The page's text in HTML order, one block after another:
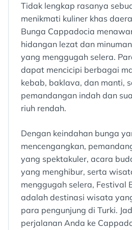
Tidak lengkap rasanya
menikmati kuliner khas
Bunga Cappadocia
hidangan lezat dan
yang menggugah selera.
dapat mencicipi berbagai
kebab, baklava, dan manti,
pemandangan indah dan
riuh rendah.
Dengan keindahan bunga
mencengangkan,
yang spektakuler, acara
yang menghibur, serta
menggugah selera, Festival
adalah destinasi wisata
para pengunjung di Turki.
perjalanan Anda ke